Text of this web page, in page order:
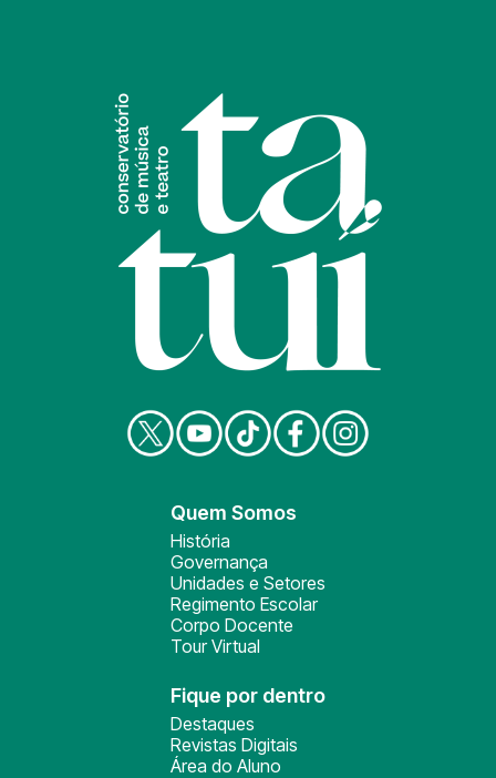
Quem Somos
História
Governança
Unidades e Setores
Regimento Escolar
Corpo Docente
Tour Virtual
Fique por dentro
Destaques
Revistas Digitais
Área do Aluno